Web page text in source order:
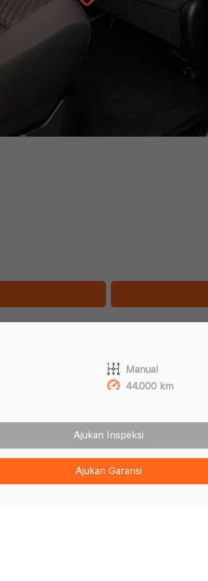
Manual
44.000 km
Ajukan Inspeksi
Ajukan Garansi